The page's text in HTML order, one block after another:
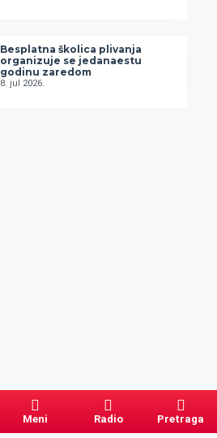
Besplatna školica plivanja
organizuje se jedanaestu
godinu zaredom
8. jul 2026.
Meni Radio Pretraga